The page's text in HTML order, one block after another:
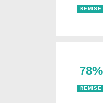
REMISE
78%
REMISE